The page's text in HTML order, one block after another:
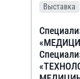
Выставка